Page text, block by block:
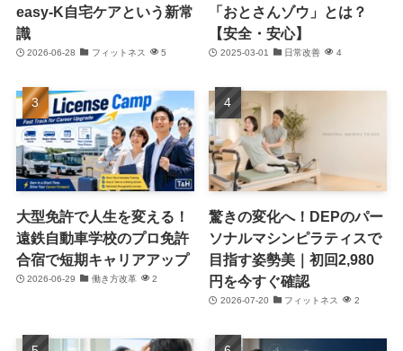
easy-K自宅ケアという新常
識
2026-06-28 フィットネス 5
「おとさんゾウ」とは？
【安全・安心】
2025-03-01 日常改善 4
大型免許で人生を変える！
遠鉄自動車学校のプロ免許
合宿で短期キャリアアップ
2026-06-29 働き方改革 2
驚きの変化へ！DEPのパー
ソナルマシンピラティスで
目指す姿勢美｜初回2,980
円を今すぐ確認
2026-07-20 フィットネス 2